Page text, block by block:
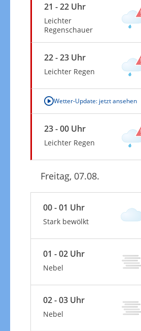
21 - 22 Uhr
Leichter
Regenschauer
22 - 23 Uhr
Leichter Regen
Wetter-Update: jetzt ansehen
23 - 00 Uhr
Leichter Regen
Freitag, 07.08.
00 - 01 Uhr
Stark bewölkt
01 - 02 Uhr
Nebel
02 - 03 Uhr
Nebel